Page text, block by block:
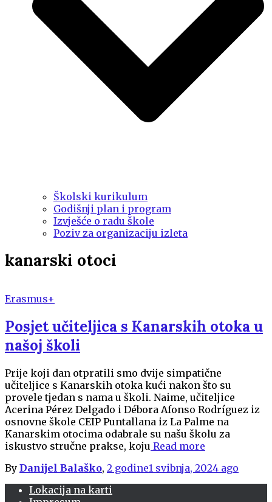
Školski kurikulum
Godišnji plan i program
Izvješće o radu škole
Poziv za organizaciju izleta
kanarski otoci
Erasmus+
Posjet učiteljica s Kanarskih otoka u
našoj školi
Prije koji dan otpratili smo dvije simpatične
učiteljice s Kanarskih otoka kući nakon što su
provele tjedan s nama u školi. Naime, učiteljice
Acerina Pérez Delgado i Débora Afonso Rodríguez iz
osnovne škole CEIP Puntallana iz La Palme na
Kanarskim otocima odabrale su našu školu za
iskustvo stručne prakse, koju Read more
By Danijel Balaško, 2 godine1 svibnja, 2024 ago
Lokacija na karti